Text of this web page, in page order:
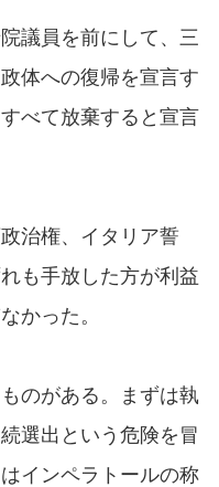
議員を前にして、三
体への復帰を宣言す
べて放棄すると宣言
治権、イタリア誓
も手放した方が利益
かった。
のがある。まずは執
選出という危険を冒
インペラトールの称